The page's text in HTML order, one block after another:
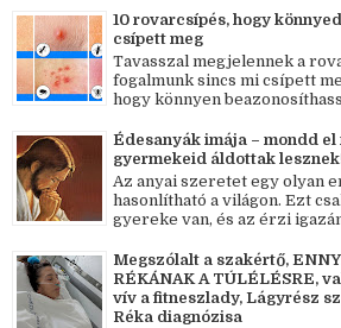
10 rovarcsípés, hogy
csípett meg
Tavasszal megjelennek a
fogalmunk sincs mi csípett
hogy könnyen
Édesanyák imája – mondd el
gyermekeid áldottak
Az anyai szeretet egy olyan
hasonlítható a világon. Ezt
gyereke van, és az érzi
Megszólalt a szakértő,
RÉKÁNAK A TÚLÉLÉSRE,
vív a fitneszlady, Lágyrész
Réka diagnózisa